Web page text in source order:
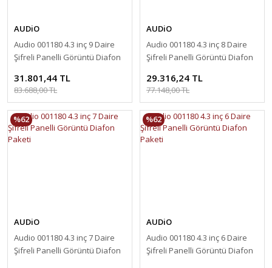
AUDiO
Audio 001180 4.3 inç 9 Daire
Şifreli Panelli Görüntü Diafon
31.801,44 TL
83.688,00 TL
AUDiO
Audio 001180 4.3 inç 8 Daire
Şifreli Panelli Görüntü Diafon
29.316,24 TL
77.148,00 TL
%62
AUDiO
Audio 001180 4.3 inç 7 Daire
Şifreli Panelli Görüntü Diafon
%62
AUDiO
Audio 001180 4.3 inç 6 Daire
Şifreli Panelli Görüntü Diafon